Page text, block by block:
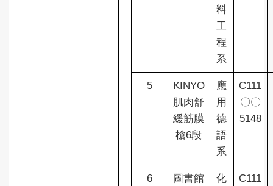
料
工
程
系
5
KINYO
肌肉舒
緩筋膜
槍6段
應
用
德
語
系
C111
〇〇
5148
6 圖書館 化 C111